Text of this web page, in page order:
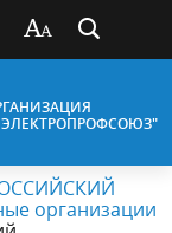
организации